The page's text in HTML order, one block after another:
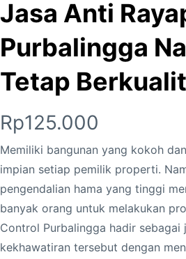
Jasa Anti
Purbalingga
Tetap
Rp125.000
Memiliki bangunan yang kokoh
impian setiap pemilik properti.
pengendalian hama yang tinggi
banyak orang untuk melakukan
Control Purbalingga hadir sebagai
kekhawatiran tersebut dengan